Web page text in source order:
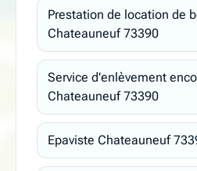
Prestation de location de
Chateauneuf 73390
Service d'enlèvement
Chateauneuf 73390
Epaviste Chateauneuf